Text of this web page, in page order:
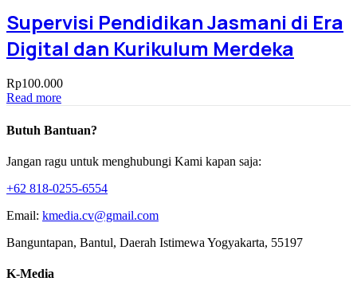
Supervisi Pendidikan Jasmani di Era
Digital dan Kurikulum Merdeka
Rp100.000
Read more
Butuh Bantuan?
Jangan ragu untuk menghubungi Kami kapan saja:
+62 818-0255-6554
Email: kmedia.cv@gmail.com
Banguntapan, Bantul, Daerah Istimewa Yogyakarta, 55197
K-Media